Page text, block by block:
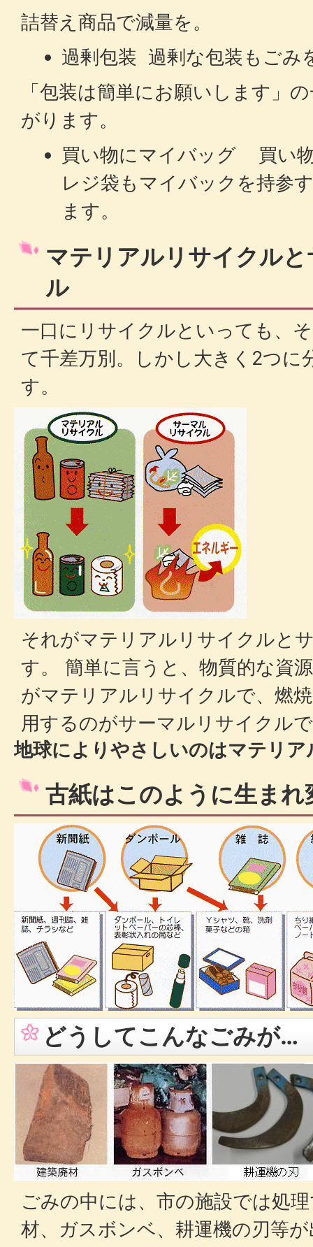
詰替え商品で減量を。
過剰包装 過剰な包装もごみ
「包装は簡単にお願いします」
がります。
買い物にマイバッグ 買い
レジ袋もマイバックを持参
ます。
マテリアルリサイクル
ル
一口にリサイクルといっても、
て千差万別。しかし大きく2つに
す。
それがマテリアルリサイクルと
す。 簡単に言うと、物質的な資
がマテリアルリサイクルで、燃
用するのがサーマルリサイクル
地球によりやさしいのはマテリ
古紙はこのように生まれ
どうしてこんなごみが…
ごみの中には、市の施設では処
材、ガスボンベ、耕運機の刃等